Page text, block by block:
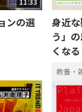
ンの選
身近
う」
くな
教養・